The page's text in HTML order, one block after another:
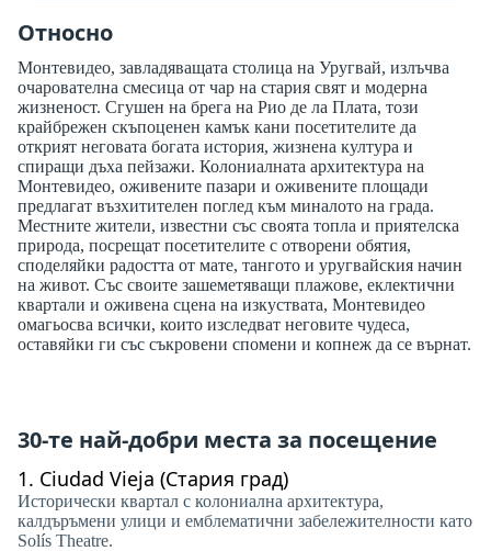
Относно
Монтевидео, завладяващата столица на Уругвай, излъчва
очарователна смесица от чар на стария свят и модерна
жизненост. Сгушен на брега на Рио де ла Плата, този
крайбрежен скъпоценен камък кани посетителите да
открият неговата богата история, жизнена култура и
спиращи дъха пейзажи. Колониалната архитектура на
Монтевидео, оживените пазари и оживените площади
предлагат възхитителен поглед към миналото на града.
Местните жители, известни със своята топла и приятелска
природа, посрещат посетителите с отворени обятия,
споделяйки радостта от мате, тангото и уругвайския начин
на живот. Със своите зашеметяващи плажове, еклектични
квартали и оживена сцена на изкуствата, Монтевидео
омагьосва всички, които изследват неговите чудеса,
оставяйки ги със съкровени спомени и копнеж да се върнат.
30-те най-добри места за посещение
1. Ciudad Vieja (Стария град)
Исторически квартал с колониална архитектура,
калдъръмени улици и емблематични забележителности като
Solís Theatre.